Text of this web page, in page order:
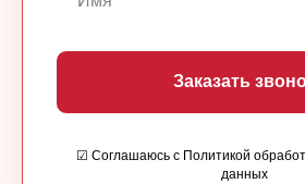
Заказать
☑ Соглашаюсь с Политикой
данных